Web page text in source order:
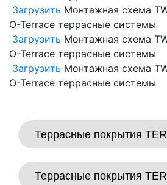
Загрузить Монтажная схема
O-Terraсe террасные системы
Загрузить Монтажная схема
O-Terraсe террасные системы
Загрузить Монтажная схема
O-Terraсe террасные системы
Террасные покрытия
Террасные покрытия